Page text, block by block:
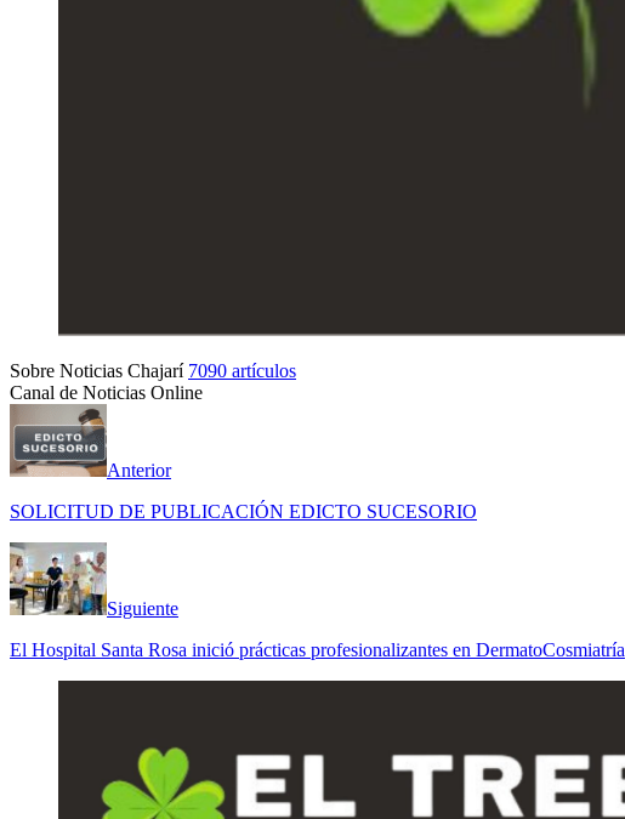
Sobre Noticias Chajarí 7090 artículos
Canal de Noticias Online
Anterior
SOLICITUD DE PUBLICACIÓN EDICTO SUCESORIO
Siguiente
El Hospital Santa Rosa inició prácticas profesionalizantes en DermatoCosmiatría